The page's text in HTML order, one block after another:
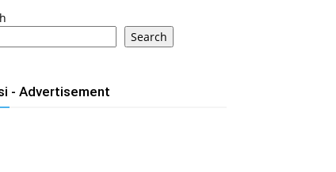
Search
- Advertisement